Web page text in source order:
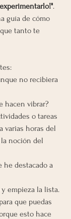
.
guía de cómo
tanto te
no recibiera
hacen vibrar?
o tareas
varias horas del
noción del
he destacado a
empieza la lista.
que puedas
esto hace